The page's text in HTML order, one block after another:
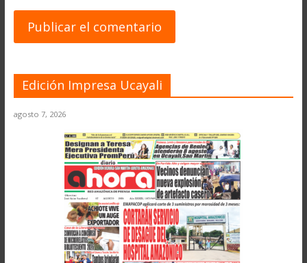
Edición Impresa Ucayali
agosto 7, 2026